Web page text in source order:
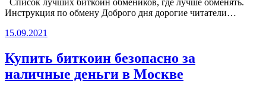
Список лучших биткоин обмеников, где лучше обменять.
Инструкция по обмену Доброго дня дорогие читатели…
15.09.2021
Купить биткоин безопасно за
наличные деньги в Москве